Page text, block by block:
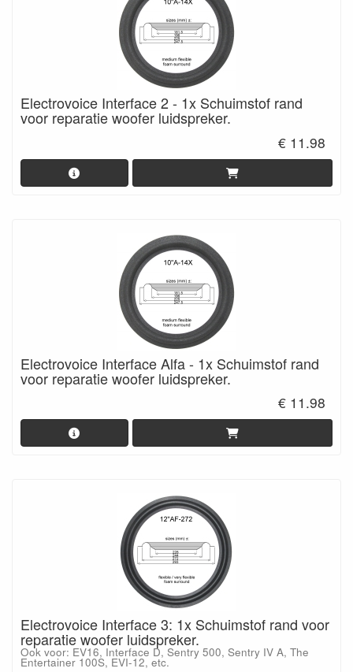
Electrovoice Interface 2 - 1x Schuimstof rand
voor reparatie woofer luidspreker.
€ 11.98
Electrovoice Interface Alfa - 1x Schuimstof rand
voor reparatie woofer luidspreker.
€ 11.98
Electrovoice Interface 3: 1x Schuimstof rand voor
reparatie woofer luidspreker.
Ook voor: EV16, Interface D, Sentry 500, Sentry IV A, The
Entertainer 100S, EVI-12, etc.